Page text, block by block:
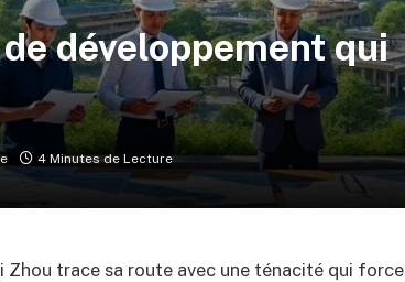
développement qui
4 Minutes de Lecture
Zhou trace sa route avec une ténacité qui force